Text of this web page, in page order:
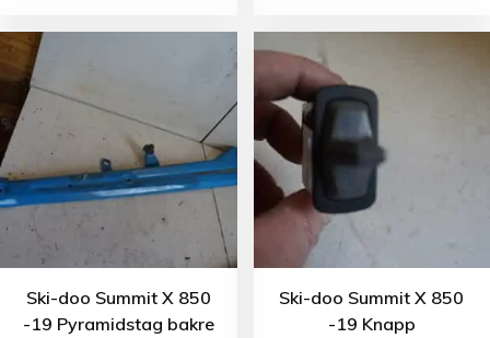
Ski-doo Summit X 850
-19 Pyramidstag bakre
Ski-doo Summit X 850
-19 Knapp